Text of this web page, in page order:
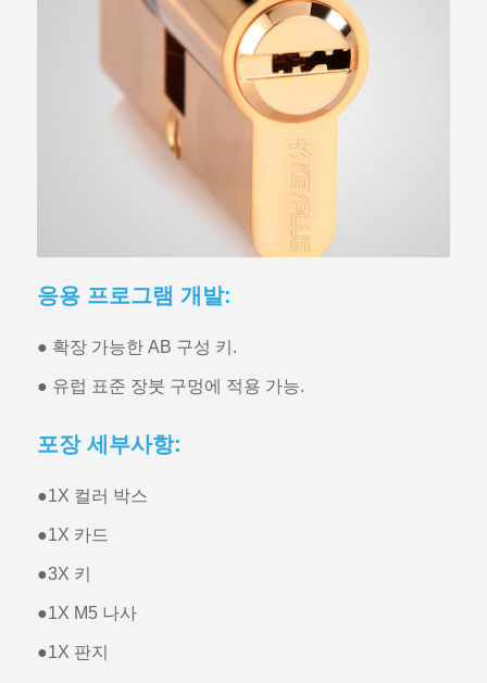
응용 프로그램 개발:
● 확장 가능한 AB 구성 키.
● 유럽 표준 장붓 구멍에 적용 가능.
포장 세부사항:
●1X 컬러 박스
●1X 카드
●3X 키
●1X M5 나사
●1X 판지